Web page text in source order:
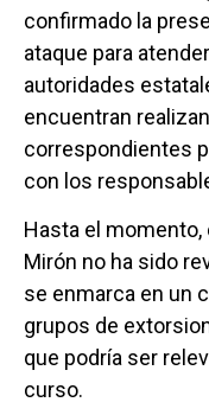
confirmado la
ataque para
autoridades
encuentran
correspondientes
con los
Hasta el
Mirón no ha sido
se enmarca en un
grupos de
que podría ser
curso.